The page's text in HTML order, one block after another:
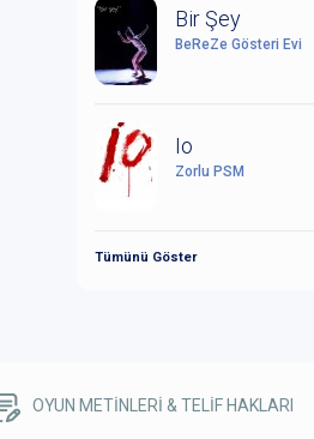
Bir Şey
BeReZe Gösteri Evi
Io
Zorlu PSM
Tümünü Göster
OYUN METİNLERİ & TELİF HAKLARI